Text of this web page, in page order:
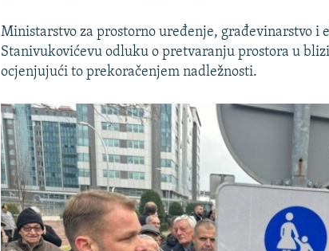
Ministarstvo za prostorno uređenje, građevinarstvo i
Stanivukovićevu odluku o pretvaranju prostora u
ocjenjujući to prekoračenjem nadležnosti.